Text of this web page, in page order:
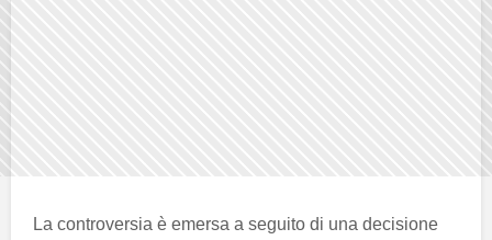
La controversia è emersa a seguito di una decisione